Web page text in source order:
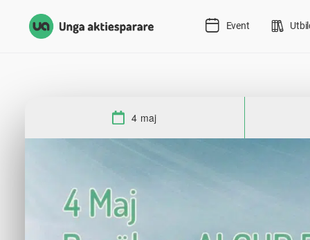
Event
Datum:
4 maj